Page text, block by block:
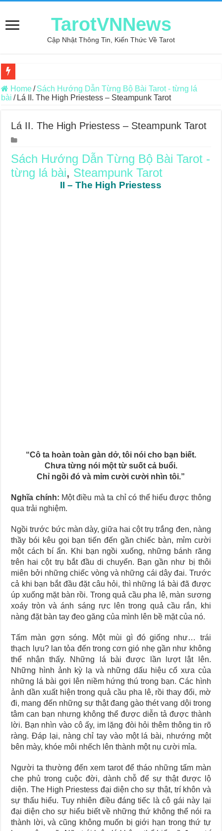
TarotVNNews
Cập Nhật Thông Tin, Kiến Thức Về Tarot
Review may áo thun tại xưởng may Dony
Top 5 Cuốn Sách Hướng Dẫn Đọc Bài Tarot Bằng Tiếng Việt
Konxari Cards – Trải Nghiệm Kết Nối Với Thế Giới Tâm Linh
Querent Tìm Đến Nhiều Tarot Reader Nhưng Không Thấy Thỏa
Journey Of Love Oracle – Lá Số 70: Heaven
Journey Of Love Oracle – Lá Số 69: Contemplation
Journey Of Love Oracle – Lá Số 68: Drop Into Your Heart
Home/ Sách Hướng Dẫn Từng Bộ Bài Tarot - từng lá
bài / Lá II. The High Priestess – Steampunk Tarot
Lá II. The High Priestess – Steampunk Tarot
Sách Hướng Dẫn Từng Bộ Bài Tarot -
từng lá bài, Steampunk Tarot
II – The High Priestess
“Cô ta hoàn toàn gàn dở, tôi nói cho bạn biết.
Chưa từng nói một từ suốt cả buổi.
Chỉ ngồi đó và mỉm cười cười nhìn tôi.”
Nghĩa chính: Một điều mà ta chỉ có thể hiểu được thông
qua trải nghiệm.
Ngồi trước bức màn dày, giữa hai cột trụ trắng đen, nàng
thầy bói kêu gọi bạn tiến đến gần chiếc bàn, mỉm cười
một cách bí ẩn. Khi bạn ngồi xuống, những bánh răng
trên hai cột trụ bắt đầu di chuyển. Bạn gần như bị thôi
miên bởi những chiếc vòng và những cái dây đai. Trước
cả khi bạn bắt đầu đặt câu hỏi, thì những lá bài đã được
úp xuống mặt bàn rồi. Trong quả cầu pha lê, màn sương
xoáy tròn và ánh sáng rực lên trong quả cầu rắn, khi
nàng đặt bàn tay đeo găng của mình lên bề mặt của nó.
Tấm màn gợn sóng. Một mùi gì đó giống như… trái
thạch lựu? lan tỏa đến trong cơn gió nhẹ gần như không
thể nhận thấy. Những lá bài được lần lượt lật lên.
Những hình ảnh kỳ lạ và những dấu hiệu cổ xưa của
những lá bài gợi lên niềm hứng thú trong bạn. Các hình
ảnh dần xuất hiện trong quả cầu pha lê, rồi thay đổi, mờ
đi, mang đến những sự thật đang gào thét vang dội trong
tâm can bạn nhưng không thể được diễn tả được thành
lời. Bạn nhìn vào cô ấy, im lặng đòi hỏi thêm thông tin rõ
ràng. Đáp lại, nàng chỉ tay vào một lá bài, nhướng một
bên mày, khóe môi nhếch lên thành một nụ cười mỉa.
Người ta thường đến xem tarot để tháo những tấm màn
che phủ trong cuộc đời, dành chỗ để sự thật được lộ
diện. The High Priestess đại diện cho sự thật, trí khôn và
sự thấu hiểu. Tuy nhiên điều đáng tiếc là cô gái này lại
đại diện cho sự hiểu biết về những thứ không thể nói ra
thành lời, và cũng không muốn bị giới hạn trong thứ tự